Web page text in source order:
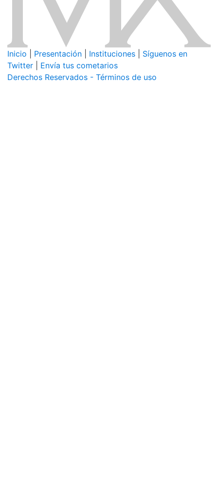
Inicio Presentación Instituciones
Síguenos en
Twitter
Envía tus cometarios
Derechos Reservados - Términos de uso